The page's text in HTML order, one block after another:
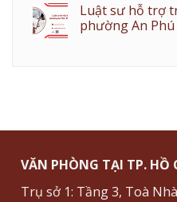
Luật sư hỗ trợ
phường An
VĂN PHÒNG TẠI TP. HỒ
Trụ sở 1: Tầng 3, Toà